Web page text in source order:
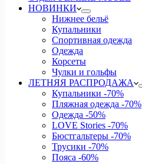
НОВИНКИ
Нижнее бельё
Купальники
Спортивная одежда
Одежда
Корсеты
Чулки и гольфы
ЛЕТНЯЯ РАСПРОДАЖА
Купальники -70%
Пляжная одежда -70%
Одежда -50%
LOVE Stories -70%
Бюстгальтеры -70%
Трусики -70%
Пояса -60%